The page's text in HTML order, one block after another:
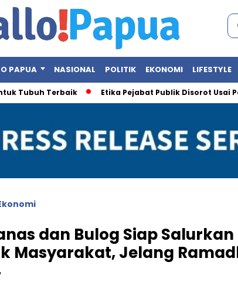
PAPUA NASIONAL POLITIK EKONOMI LIFESTYLE
Terbaik Etika Pejabat Publik Disorot Usai Polemik
dan Bulog Siap Salurkan
Masyarakat, Jelang